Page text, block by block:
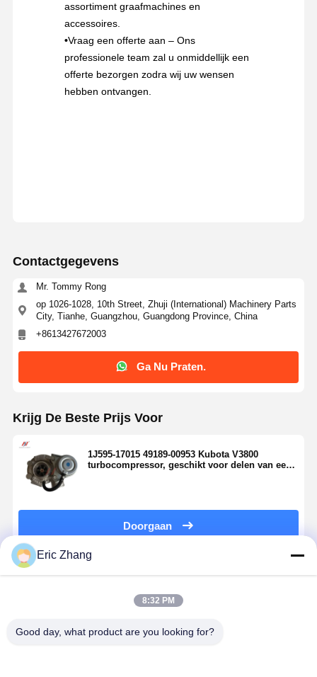
assortiment graafmachines en
accessoires.
•Vraag een offerte aan – Ons
professionele team zal u onmiddellijk een
offerte bezorgen zodra wij uw wensen
hebben ontvangen.
Contactgegevens
Mr. Tommy Rong
op 1026-1028, 10th Street, Zhuji (International) Machinery Parts
City, Tianhe, Guangzhou, Guangdong Province, China
+8613427672003
Ga Nu Praten.
Krijg De Beste Prijs Voor
1J595-17015 49189-00953 Kubota V3800
turbocompressor, geschikt voor delen van een
Doorgaan
Geadviseerde Producten
Eric Zhang
8:32 PM
Good day, what product are you looking for?